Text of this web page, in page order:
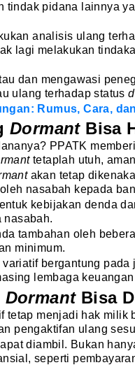
tindak pidana lainnya
analisis ulang
lagi melakukan
dan mengawasi
ulang terhadap status
Rumus, Cara,
DormantBisa
PPATK
tetaplah utuh,
akan tetap
nasabah kepada
kebijakan denda
nasabah.
tambahan oleh
minimum.
bergantung pada
lembaga
DormantBisa
tetap menjadi hak milik
pengaktifan ulang
diambil. Bukan
seperti